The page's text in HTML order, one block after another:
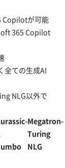
Copilotが可能
365 Copilot
全ての生成AI
NLG以外で
Megatron-
Turing
NLG